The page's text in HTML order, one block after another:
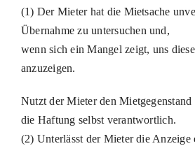
(1) Der Mieter hat die Mietsache
Übernahme zu untersuchen und,
wenn sich ein Mangel zeigt, uns
anzuzeigen.
Nutzt der Mieter den
die Haftung selbst verantwortlich.
(2) Unterlässt der Mieter die Anzeige